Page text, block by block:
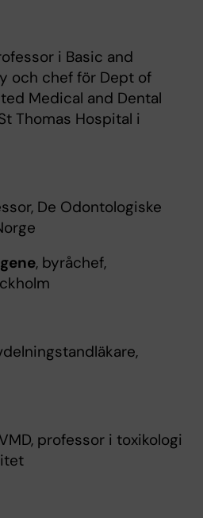
i Basic and
och chef för Dept of
Medical and Dental
Thomas Hospital i
De Odontologiske
, byråchef,
professor i toxikologi